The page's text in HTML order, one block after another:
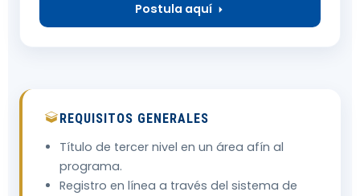
Postula aquí
REQUISITOS GENERALES
Título de tercer nivel en un área afín al
programa.
Registro en línea a través del sistema de